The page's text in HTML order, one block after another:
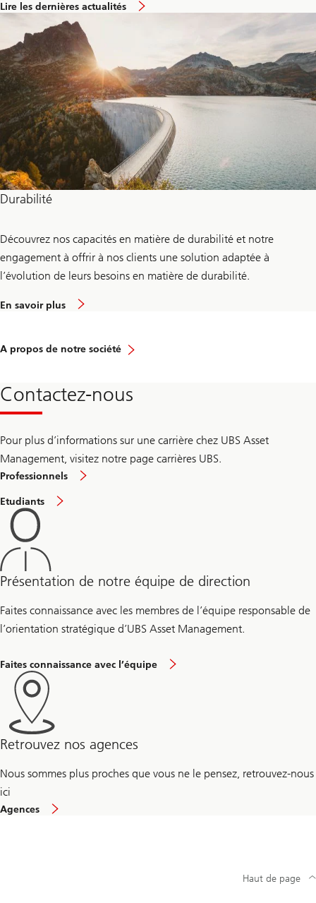
Lire les dernières actualités
Durabilité
Découvrez nos capacités en matière de durabilité et notre
engagement à offrir à nos clients une solution adaptée à
l’évolution de leurs besoins en matière de durabilité.
En savoir plus
a
a
b
i
t
é
A propos de notre société
Contactez-nous
Pour plus d’informations sur une carrière chez UBS Asset
Management, visitez notre page carrières UBS.
Professionnels
Etudiants
Présentation de notre équipe de direction
Faites connaissance avec les membres de l’équipe responsable de
l’orientation stratégique d’UBS Asset Management.
Faites connaissance avec l’équipe
Retrouvez nos agences
Nous sommes plus proches que vous ne le pensez, retrouvez-nous
ici
Agences
Haut de page